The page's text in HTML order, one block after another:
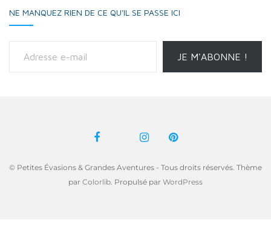
NE MANQUEZ RIEN DE CE QU'IL SE PASSE ICI
JE M'ABONNE !
© Petites Évasions & Grandes Aventures - Tous droits réservés. Thème
par Colorlib . Propulsé par WordPress